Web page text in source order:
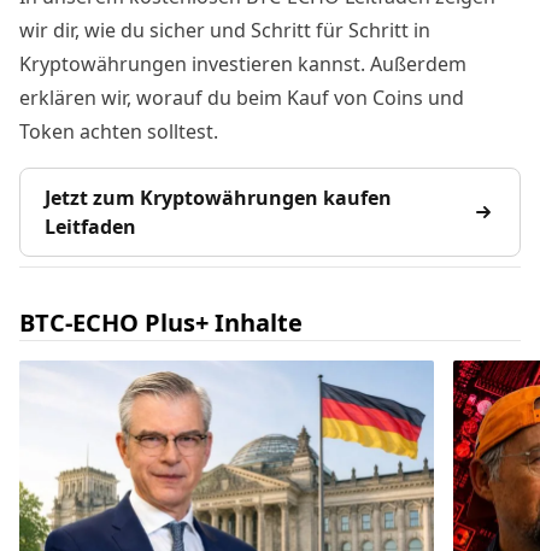
wir dir, wie du sicher und Schritt für Schritt in
Kryptowährungen investieren kannst. Außerdem
erklären wir, worauf du beim Kauf von Coins und
Token achten solltest.
Jetzt zum Kryptowährungen kaufen
Leitfaden
BTC-ECHO Plus+ Inhalte